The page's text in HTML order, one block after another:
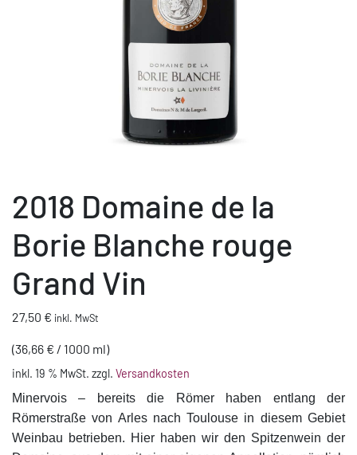
2018 Domaine de la
Borie Blanche rouge
Grand Vin
27,50 € inkl. MwSt
(36,66 € / 1000 ml)
inkl. 19 % MwSt. zzgl. Versandkosten
Minervois – bereits die Römer haben entlang der
Römerstraße von Arles nach Toulouse in diesem Gebiet
Weinbau betrieben. Hier haben wir den Spitzenwein der